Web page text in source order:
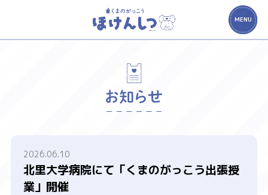
MENU
2026.06.10
北里大学病院にて「くまのがっこう出張授
業」開催